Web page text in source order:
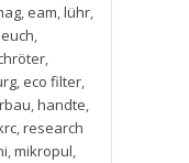
, eam,lühr,
,
,
, eco filter,
,handte,
,research
,mikropul,